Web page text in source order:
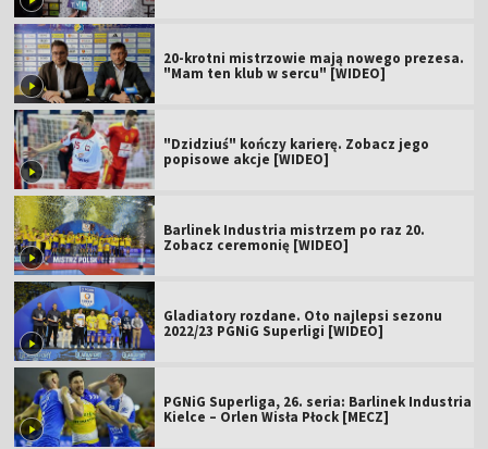
20-krotni mistrzowie mają nowego prezesa.
"Mam ten klub w sercu" [WIDEO]
"Dzidziuś" kończy karierę. Zobacz jego
popisowe akcje [WIDEO]
Barlinek Industria mistrzem po raz 20.
Zobacz ceremonię [WIDEO]
Gladiatory rozdane. Oto najlepsi sezonu
2022/23 PGNiG Superligi [WIDEO]
PGNiG Superliga, 26. seria: Barlinek Industria
Kielce – Orlen Wisła Płock [MECZ]